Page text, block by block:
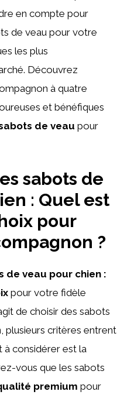
en compte pour
de veau pour votre
les plus
Découvrez
à quatre
et bénéfiques
de veau pour
sabots de
: Quel est
pour
?
de veau pour chien :
pour votre fidèle
de choisir des sabots
plusieurs critères entrent
à considérer est la
vous que les sabots
premium pour